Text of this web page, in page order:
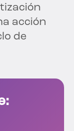
acción
de